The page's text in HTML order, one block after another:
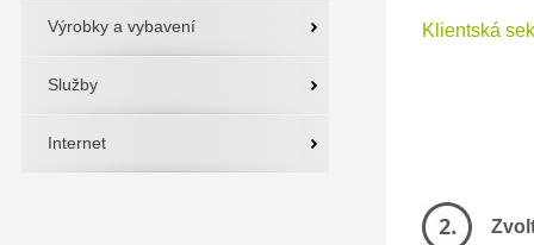
Výrobky a vybavení
Služby
Internet
Klientská